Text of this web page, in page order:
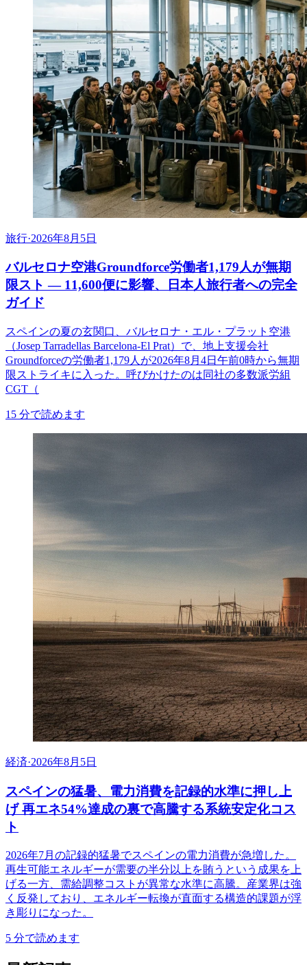
旅行·2026年8月5日
バルセロナ空港Groundforce労働者1,179人が無期
限スト ― 11,600便に影響、日本人旅行者への完全
ガイド
スペインの夏の玄関口、バルセロナ・エル・プラット空港
（Josep Tarradellas Barcelona-El Prat）で、地上支援会社
Groundforceの労働者1,179人が2026年8月4日午前0時から無期
限ストライキに入った。呼びかけたのは同社の多数派労組
CGT（
15 分で読めます
経済·2026年8月5日
スペインの猛暑、電力消費を記録的水準に押し上
げ 再エネ54%達成の裏で高騰する系統安定化コス
ト
2026年7月の記録的猛暑でスペインの電力消費が急増した。
再生可能エネルギーが需要の半分以上を賄うという成果を上
げる一方、需給調整コストが異常な水準に高騰。産業界は強
く反発しており、エネルギー転換が直面する構造的課題が浮
き彫りになった。
5 分で読めます